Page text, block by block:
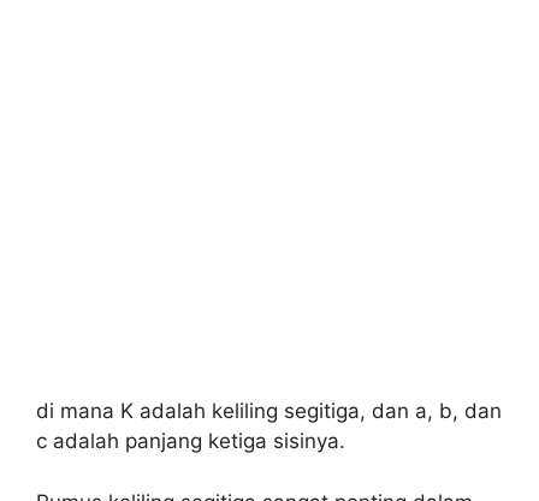
di mana K adalah keliling segitiga, dan a, b, dan
c adalah panjang ketiga sisinya.